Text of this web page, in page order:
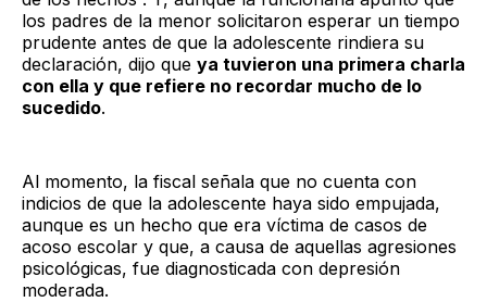
los padres de la menor solicitaron esperar un tiempo
prudente antes de que la adolescente rindiera su
declaración, dijo que ya tuvieron una primera charla
con ella y que refiere no recordar mucho de lo
sucedido.
Al momento, la fiscal señala que no cuenta con
indicios de que la adolescente haya sido empujada,
aunque es un hecho que era víctima de casos de
acoso escolar y que, a causa de aquellas agresiones
psicológicas, fue diagnosticada con depresión
moderada.